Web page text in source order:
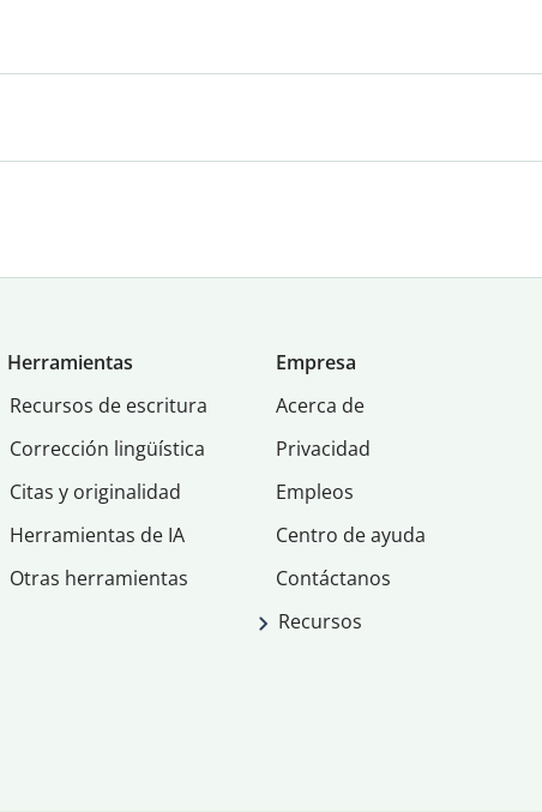
Herramientas
Recursos de escritura
Corrección lingüística
Citas y originalidad
Herramientas de IA
Otras herramientas
Empresa
Acerca de
Privacidad
Empleos
Centro de ayuda
Contáctanos
Recursos